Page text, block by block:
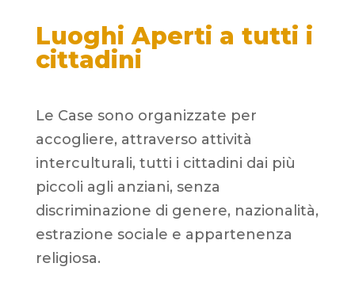
Luoghi Aperti a tutti i
cittadini
Le Case sono organizzate per
accogliere, attraverso attività
interculturali, tutti i cittadini dai più
piccoli agli anziani, senza
discriminazione di genere, nazionalità,
estrazione sociale e appartenenza
religiosa.